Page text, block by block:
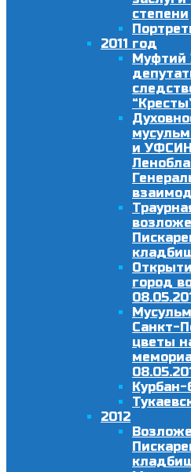
степени
2011 год
Муфтий
и
город
Санкт-
цветы
Курбан-
2012